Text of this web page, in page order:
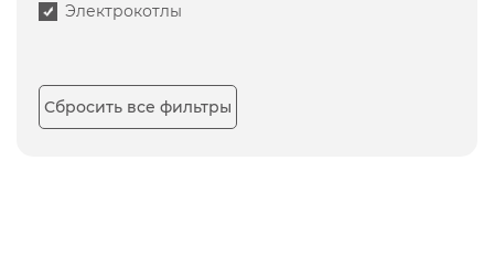
Электрокотлы
Сбросить все фильтры